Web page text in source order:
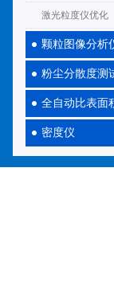
激光粒度仪优化
颗粒图像分析
粉尘分散度测
密度仪